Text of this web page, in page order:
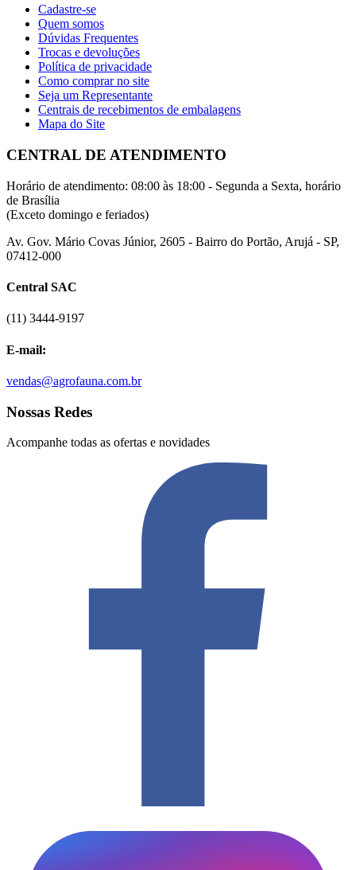
Cadastre-se
Quem somos
Dúvidas Frequentes
Trocas e devoluções
Política de privacidade
Como comprar no site
Seja um Representante
Centrais de recebimentos de embalagens
Mapa do Site
CENTRAL DE ATENDIMENTO
Horário de atendimento: 08:00 às 18:00 - Segunda a Sexta, horário
de Brasília
(Exceto domingo e feriados)
Av. Gov. Mário Covas Júnior, 2605 - Bairro do Portão, Arujá - SP,
07412-000
Central SAC
(11) 3444-9197
E-mail:
vendas@agrofauna.com.br
Nossas Redes
Acompanhe todas as ofertas e novidades